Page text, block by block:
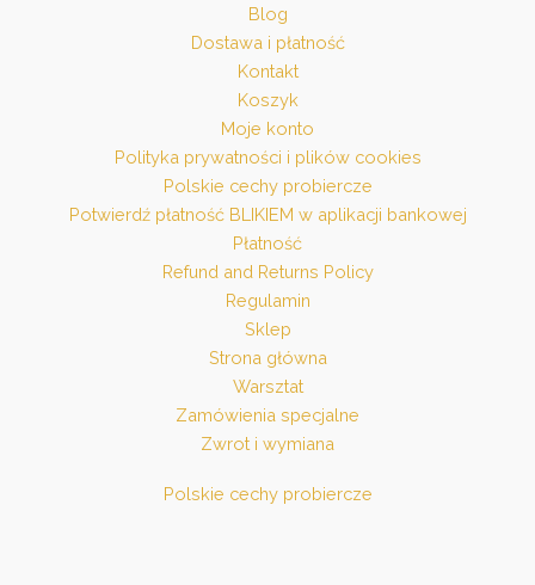
Blog
Dostawa i płatność
Kontakt
Koszyk
Moje konto
Polityka prywatności i plików cookies
Polskie cechy probiercze
Potwierdź płatność BLIKIEM w aplikacji bankowej
Płatność
Refund and Returns Policy
Regulamin
Sklep
Strona główna
Warsztat
Zamówienia specjalne
Zwrot i wymiana
Polskie cechy probiercze